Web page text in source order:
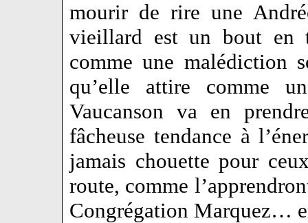
mourir de rire une
vieillard est un bout en
comme une malédiction
qu’elle attire comme
Vaucanson va en
fâcheuse tendance à
jamais chouette pour
route, comme
Congrégation Marquez…